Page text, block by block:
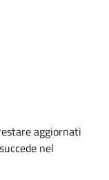
aggiornati
nel